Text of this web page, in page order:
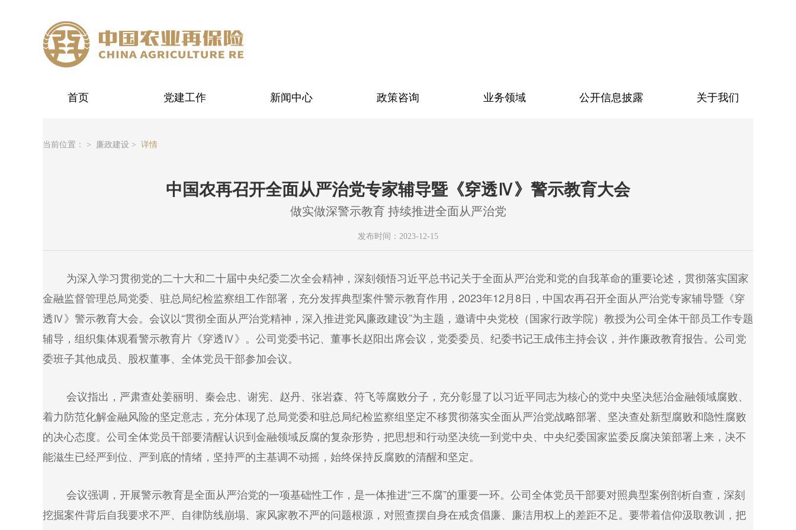
首页 党建工作 新闻中心 政策咨询 业务领域 公开信息披露 关于我们
当前位置： > 廉政建设 > 详情
中国农再召开全面从严治党专家辅导暨《穿透Ⅳ》警示教育大会
做实做深警示教育 持续推进全面从严治党
发布时间：2023-12-15
为深入学习贯彻党的二十大和二十届中央纪委二次全会精神，深刻领悟习近平总书记关于全面从严治党和党的自我革命的重要论述，贯彻落实国家
金融监督管理总局党委、驻总局纪检监察组工作部署，充分发挥典型案件警示教育作用，2023年12月8日，中国农再召开全面从严治党专家辅导暨《穿
透Ⅳ》警示教育大会。会议以“贯彻全面从严治党精神，深入推进党风廉政建设”为主题，邀请中央党校（国家行政学院）教授为公司全体干部员工作专题
辅导，组织集体观看警示教育片《穿透Ⅳ》。公司党委书记、董事长赵阳出席会议，党委委员、纪委书记王成伟主持会议，并作廉政教育报告。公司党
委班子其他成员、股权董事、全体党员干部参加会议。
会议指出，严肃查处姜丽明、秦会忠、谢宪、赵丹、张岩森、符飞等腐败分子，充分彰显了以习近平同志为核心的党中央坚决惩治金融领域腐败、
着力防范化解金融风险的坚定意志，充分体现了总局党委和驻总局纪检监察组坚定不移贯彻落实全面从严治党战略部署、坚决查处新型腐败和隐性腐败
的决心态度。公司全体党员干部要清醒认识到金融领域反腐的复杂形势，把思想和行动坚决统一到党中央、中央纪委国家监委反腐决策部署上来，决不
能滋生已经严到位、严到底的情绪，坚持严的主基调不动摇，始终保持反腐败的清醒和坚定。
会议强调，开展警示教育是全面从严治党的一项基础性工作，是一体推进“三不腐”的重要一环。公司全体党员干部要对照典型案例剖析自查，深刻
挖掘案件背后自我要求不严、自律防线崩塌、家风家教不严的问题根源，对照查摆自身在戒贪倡廉、廉洁用权上的差距不足。要带着信仰汲取教训，把